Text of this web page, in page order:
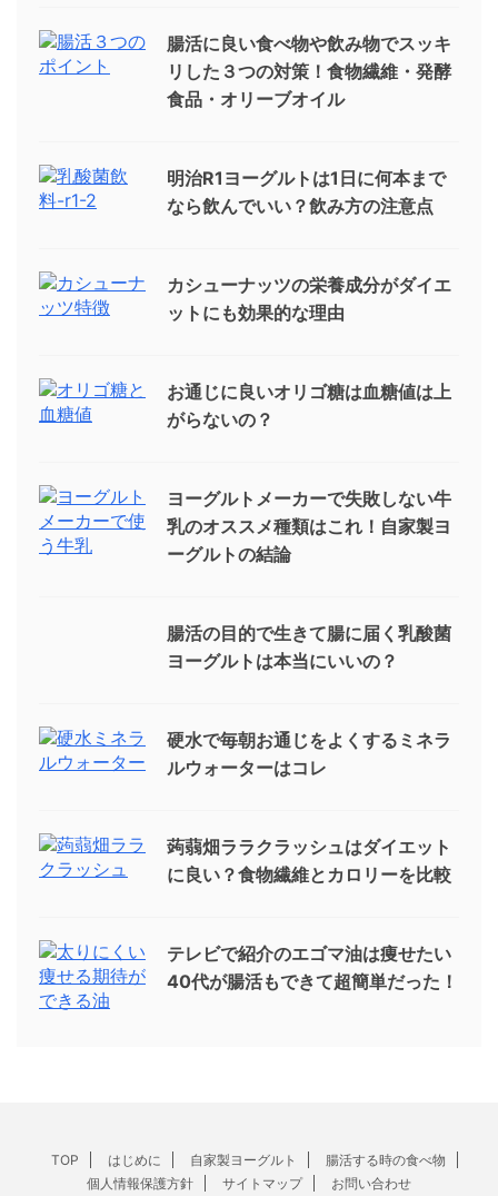
腸活に良い食べ物や飲み物でスッキ
リした３つの対策！食物繊維・発酵
食品・オリーブオイル
明治R1ヨーグルトは1日に何本まで
なら飲んでいい？飲み方の注意点
カシューナッツの栄養成分がダイエ
ットにも効果的な理由
お通じに良いオリゴ糖は血糖値は上
がらないの？
ヨーグルトメーカーで失敗しない牛
乳のオススメ種類はこれ！自家製ヨ
ーグルトの結論
腸活の目的で生きて腸に届く乳酸菌
ヨーグルトは本当にいいの？
硬水で毎朝お通じをよくするミネラ
ルウォーターはコレ
蒟蒻畑ララクラッシュはダイエット
に良い？食物繊維とカロリーを比較
テレビで紹介のエゴマ油は痩せたい
40代が腸活もできて超簡単だった！
TOP はじめに 自家製ヨーグルト
腸活する時の食べ物
個人情報保護方針
サイトマップ お問い合わせ